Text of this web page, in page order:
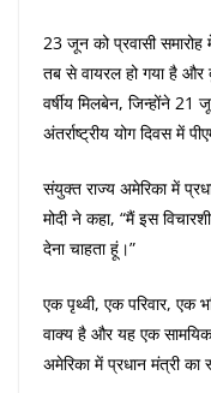
23 जून को प्रवासी
तब से वायरल हो गया है और
वर्षीय मिलबेन, जिन्होंने
अंतर्राष्ट्रीय योग दिवस में
संयुक्त राज्य अमेरिका में
मोदी ने कहा, “मैं इस
देना चाहता हूं।”
एक पृथ्वी, एक परिवार, एक
वाक्य है और यह एक
अमेरिका में प्रधान मंत्री